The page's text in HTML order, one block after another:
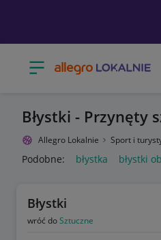
Otwórz menu z kategoriami
Błystki - Przynęty
Allegro Lokalnie Sport i
Podobne: błystka błystki
Błystki
wróć doSztuczne